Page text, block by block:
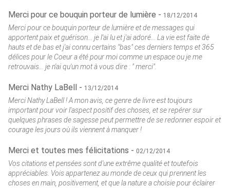
Merci pour ce bouquin porteur de lumière - 18/12/2014
Merci pour ce bouquin porteur de lumière et de messages qui
apportent paix et guérison... je l'ai lu et j'ai adoré... La vie est faite de
hauts et de bas et j'ai connu certains "bas" ces derniers temps et 365
délices pour le Coeur a été pour moi comme un espace ou je me
retrouvais... je n'ai qu'un mot à vous dire : " merci".
Merci Nathy LaBell - 13/12/2014
Merci Nathy LaBell ! A mon avis, ce genre de livre est toujours
important pour voir l'aspect positif des choses, et se repérer sur
quelques phrases de sagesse peut permettre de se redonner espoir et
courage les jours où ils viennent à manquer !
Merci et toutes mes félicitations - 02/12/2014
Vos citations et pensées sont d'une extrême qualité et toutefois
appréciables. Vois appartenez au monde de ceux qui prennent les
choses en main, positivement, et que la nature a choisie pour éclairer